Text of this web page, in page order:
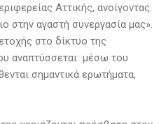
Αττικής, ανοίγοντας
στην αγαστή συνεργασία μας».
στο δίκτυο της
αναπτύσσεται μέσω του
σημαντικά ερωτήματα,